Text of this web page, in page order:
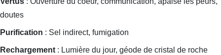
doutes
Purification : Sel indirect, fumigation
Rechargement : Lumière du jour, géode de cristal de roche